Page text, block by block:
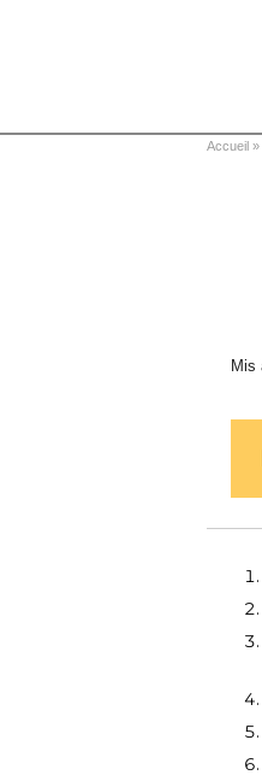
Vous
Accueil »
Mis